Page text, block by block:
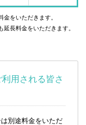
をいただきます。
長料金をいただきます。
用される皆さ
別途料金をいただ